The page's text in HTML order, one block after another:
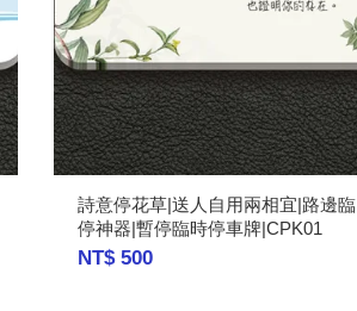
詩意停花草|送人自用兩相宜|路邊臨
停神器|暫停臨時停車牌|CPK01
NT$ 500